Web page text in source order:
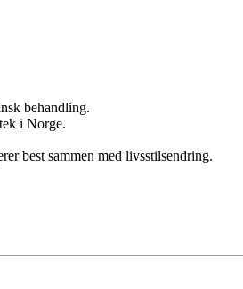
behandling.
i Norge.
best sammen med livsstilsendring.